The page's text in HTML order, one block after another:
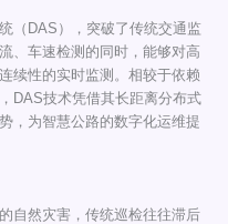
（DAS），突破了传统交通监
、车速检测的同时，能够对高
续性的实时监测。相较于依赖
DAS技术凭借其长距离分布式
，为智慧公路的数字化运维提
自然灾害，传统巡检往往滞后